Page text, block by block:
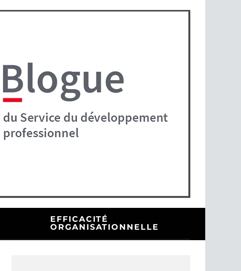
EFFICACITÉ
ORGANISATIONNELLE